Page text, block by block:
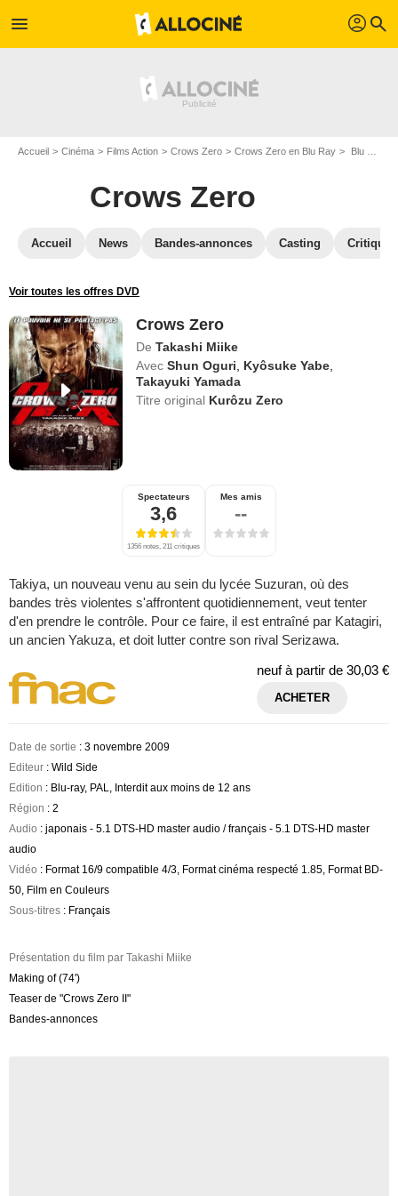
menu profil search
Accueil Cinéma Films Action Crows Zero Crows Zero en Blu Ray Blu Ray Crows Zero
Crows Zero
Accueil News Bandes-annonces Casting
Voir toutes les offres DVD
Crows Zero
De Takashi Miike
Avec Shun Oguri Kyôsuke Yabe
Takayuki Yamada
Titre original Kurôzu Zero
Spectateurs
3,6
1356 notes, 211 critiques
Mes amis
--
Takiya, un nouveau venu au sein du lycée Suzuran, où des
bandes très violentes s'affrontent quotidiennement, veut tenter
d'en prendre le contrôle. Pour ce faire, il est entraîné par Katagiri,
un ancien Yakuza, et doit lutter contre son rival Serizawa.
neuf à partir de 30,03 €
ACHETER
Date de sortie : 3 novembre 2009
Editeur : Wild Side
Edition : Blu-ray, PAL, Interdit aux moins de 12 ans
Région : 2
Audio : japonais - 5.1 DTS-HD master audio / français - 5.1 DTS-HD master
audio
Vidéo : Format 16/9 compatible 4/3, Format cinéma respecté 1.85, Format BD-
50, Film en Couleurs
Sous-titres : Français
Présentation du film par Takashi Miike
Making of (74')
Teaser de "Crows Zero II"
Bandes-annonces